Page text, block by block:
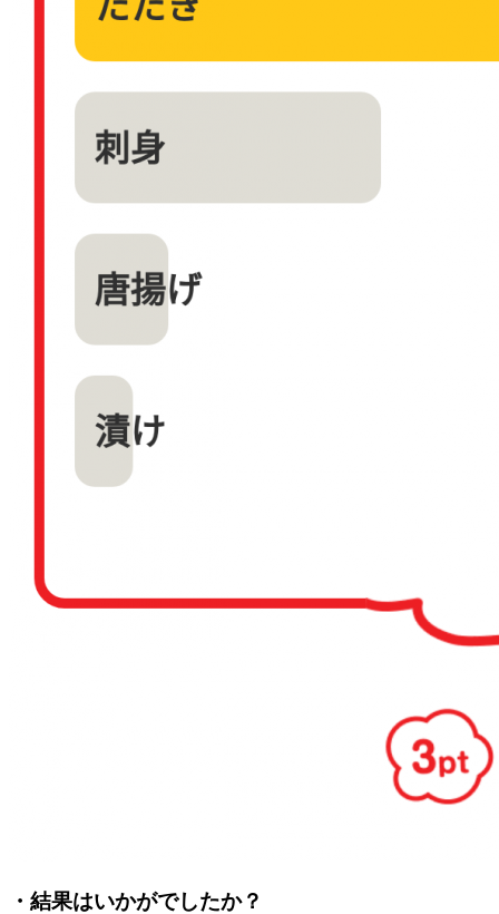
・結果はいかがでしたか？